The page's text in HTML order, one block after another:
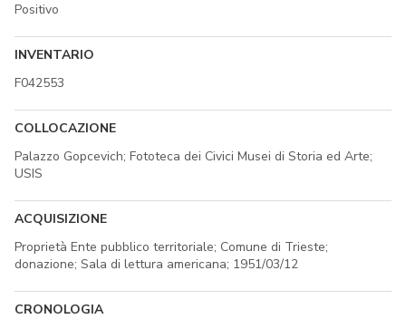
Positivo
INVENTARIO
F042553
COLLOCAZIONE
Palazzo Gopcevich; Fototeca dei Civici Musei di Storia ed Arte;
USIS
ACQUISIZIONE
Proprietà Ente pubblico territoriale; Comune di Trieste;
donazione; Sala di lettura americana; 1951/03/12
CRONOLOGIA